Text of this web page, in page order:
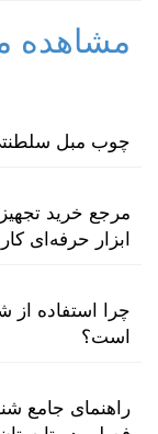
مشاهده
چوب مبل
مرجع خرید
ابزار حرفه‌ای
چرا استفاده از
است؟
راهنمای جامع